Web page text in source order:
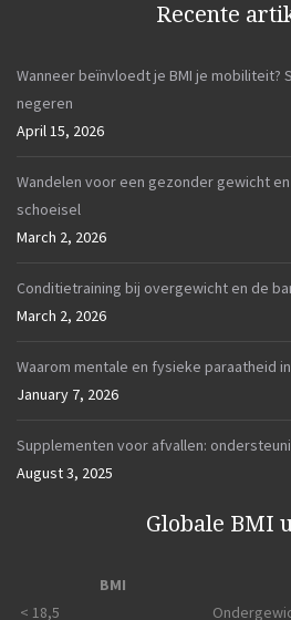
Recente
Wanneer beïnvloedt je BMI je mobiliteit?
negeren
April 15, 2026
Wandelen voor een gezonder gewicht
schoeisel
March 2, 2026
Conditietraining bij overgewicht en de
March 2, 2026
Waarom mentale en fysieke paraatheid
January 7, 2026
Supplementen voor afvallen:
August 3, 2025
Globale BMI
BMI
< 18,5